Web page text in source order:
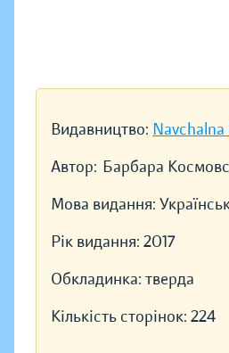
Видавництво:
Автор: Барбара
Мова видання:
Рік видання: 2017
Обкладинка: тверда
Кількість сторінок: 224